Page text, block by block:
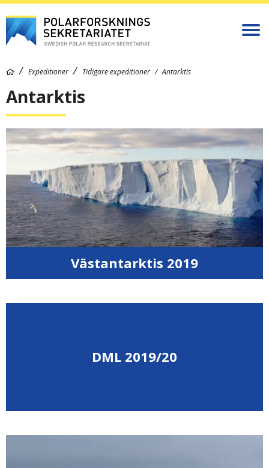
Expeditioner Tidigare expeditioner Antarktis
Antarktis
Västantarktis 2019
DML 2019/20